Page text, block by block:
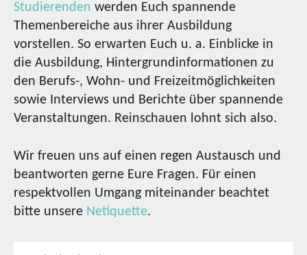
Studierenden werden Euch spannende
Themenbereiche aus ihrer Ausbildung
vorstellen. So erwarten Euch u. a. Einblicke in
die Ausbildung, Hintergrundinformationen zu
den Berufs-, Wohn- und Freizeitmöglichkeiten
sowie Interviews und Berichte über spannende
Veranstaltungen. Reinschauen lohnt sich also.
Wir freuen uns auf einen regen Austausch und
beantworten gerne Eure Fragen. Für einen
respektvollen Umgang miteinander beachtet
bitte unsere Netiquette.